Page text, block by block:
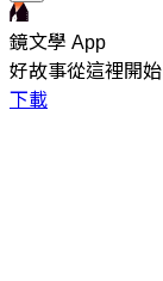
鏡文學 App
好故事從這裡開始
下載